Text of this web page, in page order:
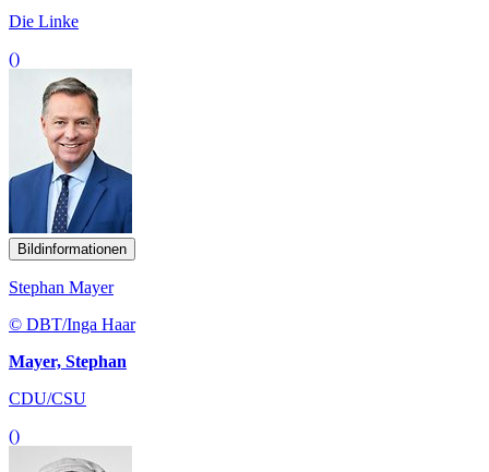
Die Linke
()
Bildinformationen
Stephan Mayer
© DBT/Inga Haar
Mayer, Stephan
CDU/CSU
()